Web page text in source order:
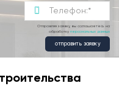
Отправляя заявку, вы соглашаетесь на
обработку персональных данных
отправить заявку